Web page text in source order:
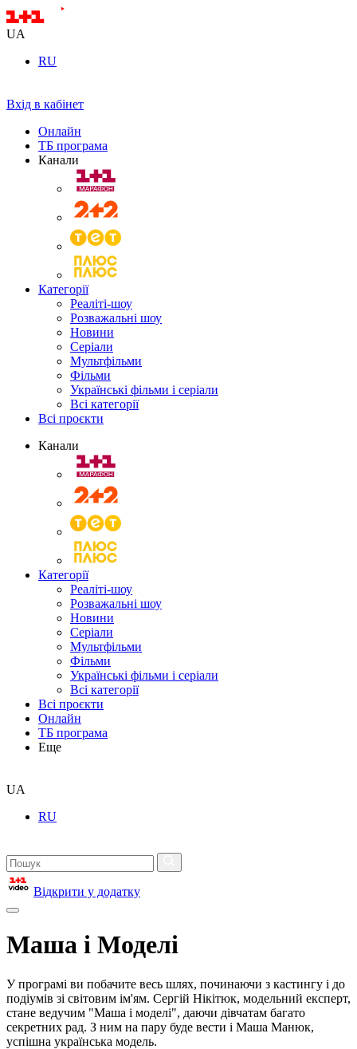
UA
RU
Вхід в кабінет
Онлайн
ТБ програма
Канали
Категорії
Реаліті-шоу
Розважальні шоу
Новини
Серіали
Мультфільми
Фільми
Українські фільми і серіали
Всі категорії
Всі проєкти
Канали
Категорії
Реаліті-шоу
Розважальні шоу
Новини
Серіали
Мультфільми
Фільми
Українські фільми і серіали
Всі категорії
Всі проєкти
Онлайн
ТБ програма
Еще
UA
RU
Відкрити у додатку
Маша і Моделі
У програмі ви побачите весь шлях, починаючи з кастингу і до
подіумів зі світовим ім'ям. Сергій Нікітюк, модельний експерт,
стане ведучим "Маша і моделі", даючи дівчатам багато
секретних рад. З ним на пару буде вести і Маша Манюк,
успішна українська модель.